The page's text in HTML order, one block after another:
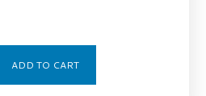
ADD TO CART